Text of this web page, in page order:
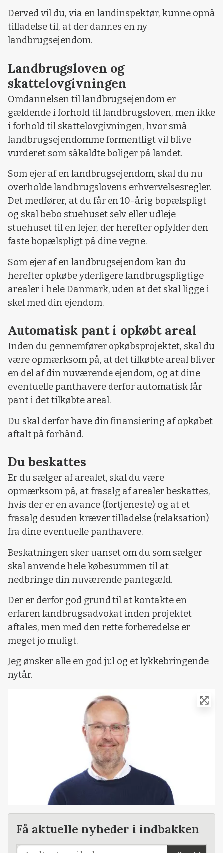
Derved vil du, via en landinspektør, kunne opnå
tilladelse til, at der dannes en ny
landbrugsejendom.
Landbrugsloven og
skattelovgivningen
Omdannelsen til landbrugsejendom er
gældende i forhold til landbrugsloven, men ikke
i forhold til skattelovgivningen, hvor små
landbrugsejendomme formentligt vil blive
vurderet som såkaldte boliger på landet.
Som ejer af en landbrugsejendom, skal du nu
overholde landbrugslovens erhvervelsesregler.
Det medfører, at du får en 10-årig bopælspligt
og skal bebo stuehuset selv eller udleje
stuehuset til en lejer, der herefter opfylder den
faste bopælspligt på dine vegne.
Som ejer af en landbrugsejendom kan du
herefter opkøbe yderligere landbrugspligtige
arealer i hele Danmark, uden at det skal ligge i
skel med din ejendom.
Automatisk pant i opkøbt areal
Inden du gennemfører opkøbsprojektet, skal du
være opmærksom på, at det tilkøbte areal bliver
en del af din nuværende ejendom, og at dine
eventuelle panthavere derfor automatisk får
pant i det tilkøbte areal.
Du skal derfor have din finansiering af opkøbet
aftalt på forhånd.
Du beskattes
Er du sælger af arealet, skal du være
opmærksom på, at frasalg af arealer beskattes,
hvis der er en avance (fortjeneste) og at et
frasalg desuden kræver tilladelse (relaksation)
fra dine eventuelle panthavere.
Beskatningen sker uanset om du som sælger
skal anvende hele købesummen til at
nedbringe din nuværende pantegæld.
Der er derfor god grund til at kontakte en
erfaren landbrugsadvokat inden projektet
aftales, men med den rette forberedelse er
meget jo muligt.
Jeg ønsker alle en god jul og et lykkebringende
nytår.
Få aktuelle nyheder i indbakken